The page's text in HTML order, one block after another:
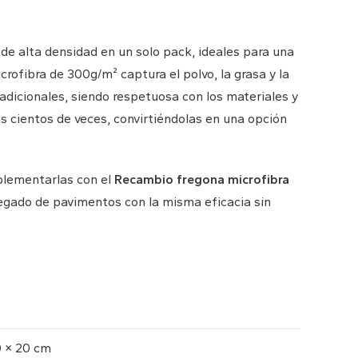
alta densidad en un solo pack, ideales para una
de 300g/m² captura el polvo, la grasa y la
siendo respetuosa con los materiales y
de veces, convirtiéndolas en una opción
con el Recambio fregona microfibra
de pavimentos con la misma eficacia sin
× 20 cm